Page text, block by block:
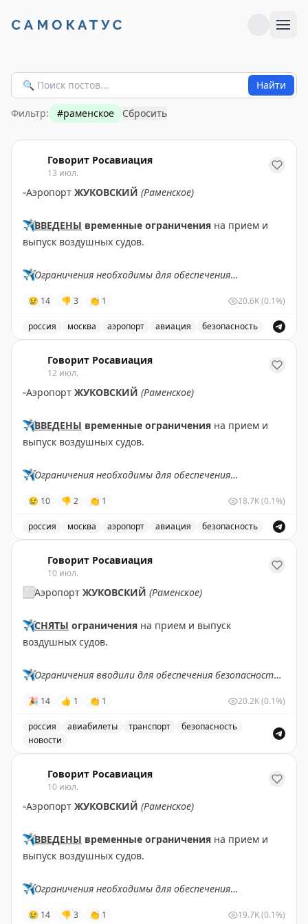
Найти
Фильтр: #раменское Сбросить
Говорит Росавиация
13 июл.
▫️Аэропорт ЖУКОВСКИЙ (Раменское)
✈️ВВЕДЕНЫ временные ограничения на прием и
выпуск воздушных судов.
✈️Ограничения необходимы для обеспечения
✈️ Говорит Росавиация| MАХ
😢 14 👎 3 👏 1 20.6K(0.1%)
россия москва аэропорт авиация безопасность
Говорит Росавиация
12 июл.
▫️Аэропорт ЖУКОВСКИЙ (Раменское)
✈️ВВЕДЕНЫ временные ограничения на прием и
выпуск воздушных судов.
✈️Ограничения необходимы для обеспечения
✈️ Говорит Росавиация| MАХ
😢 10 👎 2 👏 1 18.7K(0.1%)
россия москва аэропорт авиация безопасность
Говорит Росавиация
10 июл.
⬜️Аэропорт ЖУКОВСКИЙ (Раменское)
✈️СНЯТЫ ограничения на прием и выпуск
воздушных судов.
✈️Ограничения вводили для обеспечения безопасности
✈️ Говорит Росавиация|MAX
🎉 14 👍 1 👏 1 20.2K(0.1%)
россия авиабилеты транспорт
безопасность
новости
Говорит Росавиация
10 июл.
▫️Аэропорт ЖУКОВСКИЙ (Раменское)
✈️ВВЕДЕНЫ временные ограничения на прием и
выпуск воздушных судов.
✈️Ограничения необходимы для обеспечения
😢 14 👎 3 👏 1 19.7K(0.1%)